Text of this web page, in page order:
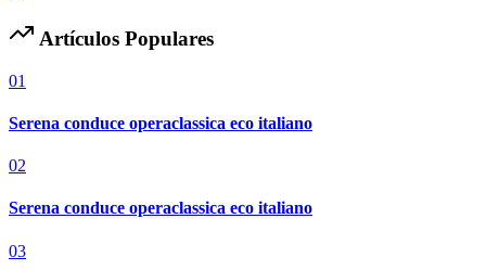
Artículos Populares
01
Serena conduce operaclassica eco italiano
02
Serena conduce operaclassica eco italiano
03